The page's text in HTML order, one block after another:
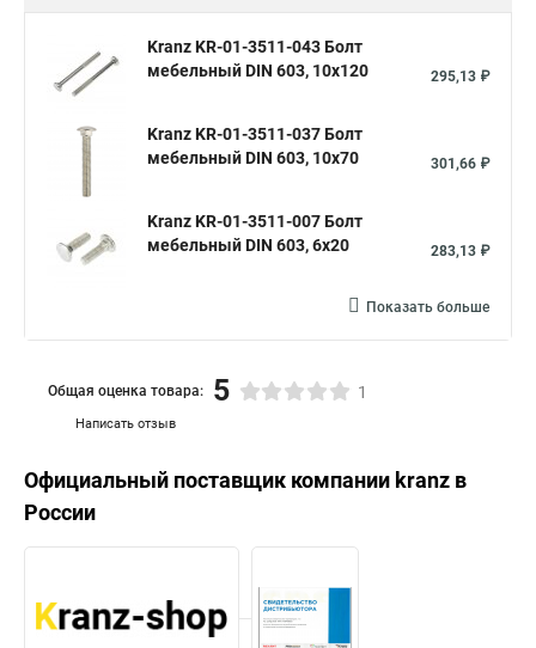
Kranz KR-01-3511-043 Болт
мебельный DIN 603, 10х120
295,13 ₽
Kranz KR-01-3511-037 Болт
мебельный DIN 603, 10х70
301,66 ₽
Kranz KR-01-3511-007 Болт
мебельный DIN 603, 6х20
283,13 ₽
Показать больше
Написать отзыв
Общая оценка товара: 5 1
Официальный поставщик компании kranz в
России